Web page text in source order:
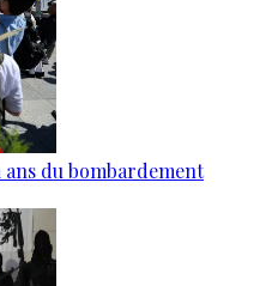
ans du bombardement